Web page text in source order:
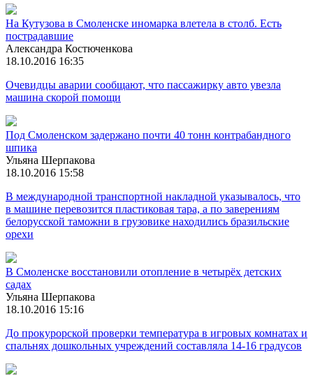
На Кутузова в Смоленске иномарка влетела в столб. Есть
пострадавшие
Александра Костюченкова
18.10.2016 16:35
Очевидцы аварии сообщают, что пассажирку авто увезла
машина скорой помощи
Под Смоленском задержано почти 40 тонн контрабандного
шпика
Ульяна Шерпакова
18.10.2016 15:58
В международной транспортной накладной указывалось, что
в машине перевозится пластиковая тара, а по заверениям
белорусской таможни в грузовике находились бразильские
орехи
В Смоленске восстановили отопление в четырёх детских
садах
Ульяна Шерпакова
18.10.2016 15:16
До прокурорской проверки температура в игровых комнатах и
спальнях дошкольных учреждений составляла 14-16 градусов